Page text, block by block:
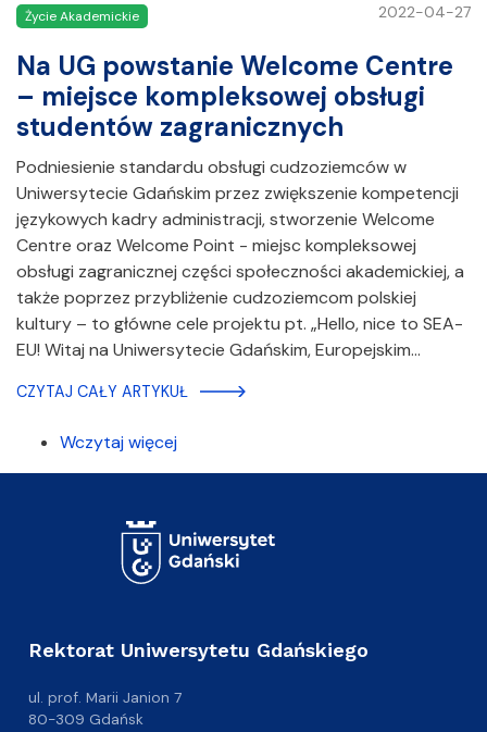
Życie Akademickie 2022-04-27
Na UG powstanie Welcome Centre
– miejsce kompleksowej obsługi
studentów zagranicznych
Podniesienie standardu obsługi cudzoziemców w
Uniwersytecie Gdańskim przez zwiększenie kompetencji
językowych kadry administracji, stworzenie Welcome
Centre oraz Welcome Point - miejsc kompleksowej
obsługi zagranicznej części społeczności akademickiej, a
także poprzez przybliżenie cudzoziemcom polskiej
kultury – to główne cele projektu pt. „Hello, nice to SEA-
EU! Witaj na Uniwersytecie Gdańskim, Europejskim…
CZYTAJ CAŁY ARTYKUŁ
Wczytaj więcej
Rektorat Uniwersytetu Gdańskiego
ul. prof. Marii Janion 7
80-309 Gdańsk